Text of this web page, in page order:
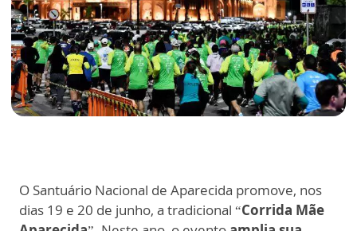
O Santuário Nacional de Aparecida promove, nos
dias 19 e 20 de junho, a tradicional “Corrida Mãe